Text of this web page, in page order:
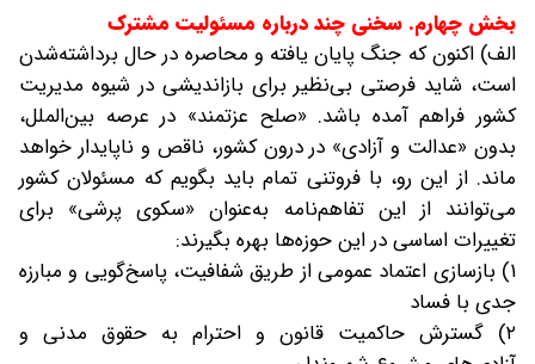
بخش چهارم. سخنی چند درباره مسئولیت مشترک
الف) اکنون که جنگ پایان یافته و محاصره در حال برداشته‌شدن
است، شاید فرصتی بی‌نظیر برای بازاندیشی در شیوه مدیریت
کشور فراهم آمده باشد. «صلح عزتمند» در عرصه بین‌الملل،
بدون «عدالت و آزادی» در درون کشور، ناقص و ناپایدار خواهد
ماند. از این رو، با فروتنی تمام باید بگویم که مسئولان کشور
می‌توانند از این تفاهم‌نامه به‌عنوان «سکوی پرشی» برای
تغییرات اساسی در این حوزه‌ها بهره بگیرند:
۱) بازسازی اعتماد عمومی از طریق شفافیت، پاسخ‌گویی و مبارزه
جدی با فساد
۲) گسترش حاکمیت قانون و احترام به حقوق مدنی و